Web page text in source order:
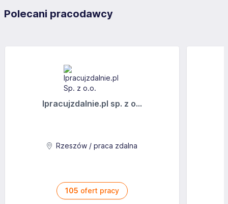
Polecani pracodawcy
Ipracujzdalnie.pl sp. z o...
Rzeszów / praca zdalna
105 ofert pracy